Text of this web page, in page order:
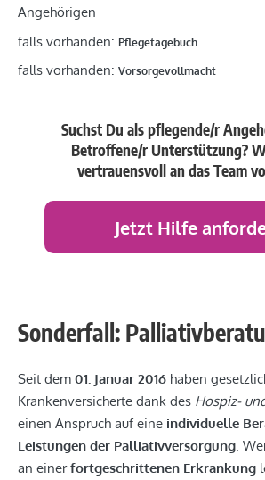
Angehörigen
falls vorhanden: Pflegetagebuch
falls vorhanden: Vorsorgevollmacht
Suchst Du als pflegende/r
Betroffene/r Unterstützung?
vertrauensvoll an das Team
Jetzt Hilfe
Sonderfall:
Seit dem 01. Januar 2016 haben
Krankenversicherte dank des Hospiz-
einen Anspruch auf eine individuelle
Leistungen der Palliativversorgung.
an einerfortgeschrittenen Erkrankung